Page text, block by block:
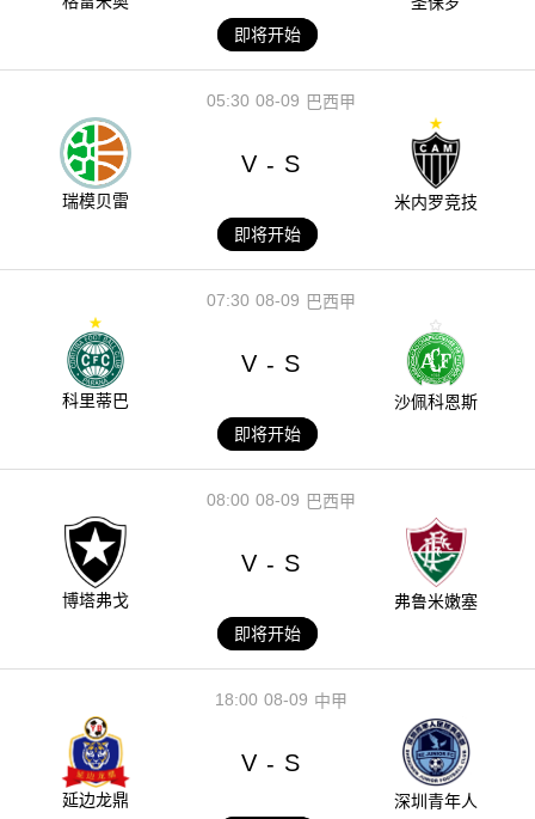
即将开始
08-09
05:30 巴西甲
瑞模贝雷
V - S
米内罗竞技
即将开始
08-09
07:30 巴西甲
科里蒂巴
V - S
沙佩科恩斯
即将开始
08-09
08:00 巴西甲
博塔弗戈
V - S
弗鲁米嫩塞
即将开始
08-09
18:00 中甲
延边龙鼎
V - S
深圳青年人